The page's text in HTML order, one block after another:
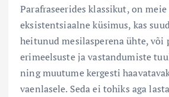
Parafraseerides klassikut, on meie
eksistentsiaalne küsimus, kas
heitunud mesilasperena ühte, või
erimeelsuste ja vastandumiste
ning muutume kergesti
vaenlasele. Seda ei tohiks aga